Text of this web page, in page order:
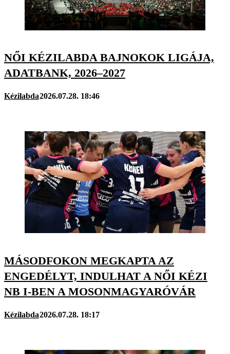
NŐI KÉZILABDA BAJNOKOK LIGÁJA,
ADATBANK, 2026–2027
Kézilabda2026.07.28. 18:46
MÁSODFOKON MEGKAPTA AZ
ENGEDÉLYT, INDULHAT A NŐI KÉZI
NB I-BEN A MOSONMAGYARÓVÁR
Kézilabda2026.07.28. 18:17